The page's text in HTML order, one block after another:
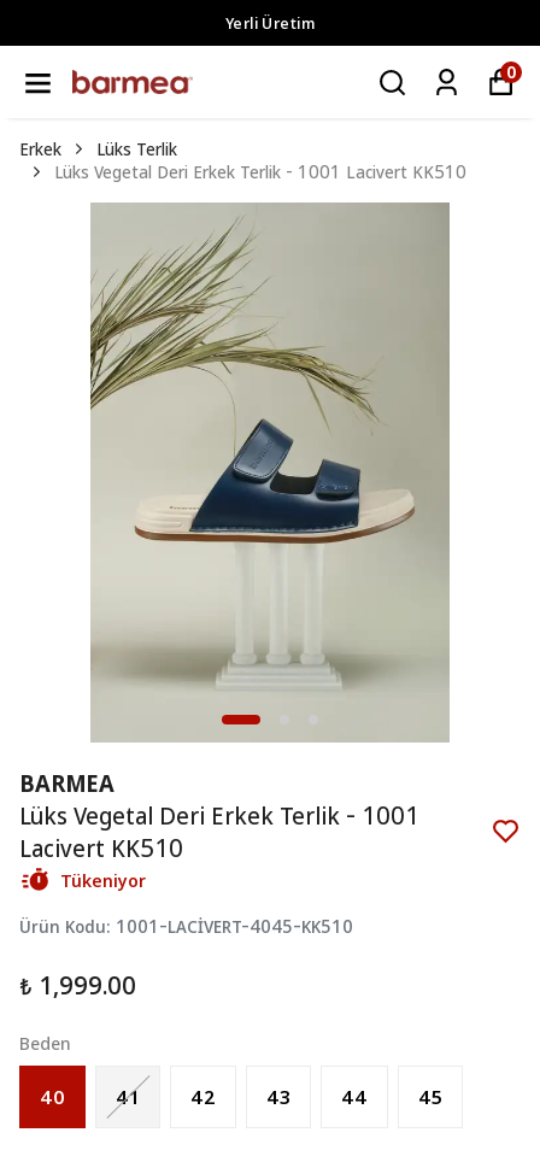
Yerli Üretim
0
Erkek
Lüks Terlik
Lüks Vegetal Deri Erkek Terlik - 1001 Lacivert KK510
BARMEA
Lüks Vegetal Deri Erkek Terlik - 1001
Lacivert KK510
Tükeniyor
Ürün Kodu: 1001-LACİVERT-4045-KK510
₺ 1,999.00
Beden
40 41 42 43 44 45